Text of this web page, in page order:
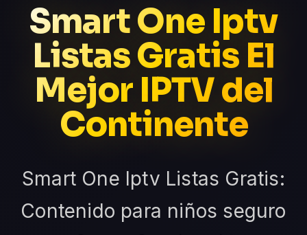
Smart One Iptv
Listas Gratis El
Mejor IPTV del
Continente
Smart One Iptv Listas Gratis:
Contenido para niños seguro